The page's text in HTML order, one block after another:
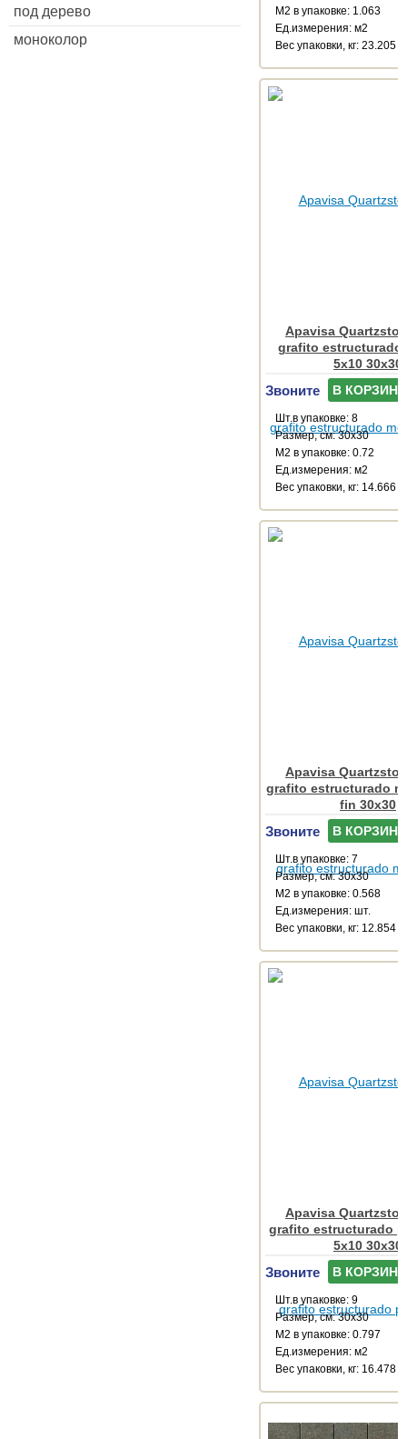
под дерево
моноколор
М2 в упаковке: 1.063
Ед.измерения: м2
Веc упаковки, кг: 23.205
Apavisa
grafito estructurado
5x10 30x30
Звоните В КОРЗИНУ
Шт.в упаковке: 8
Размер, см: 30x30
М2 в упаковке: 0.72
Ед.измерения: м2
Веc упаковки, кг: 14.666
Apavisa
grafito estructurado
fin 30x30
Звоните В КОРЗИНУ
Шт.в упаковке: 7
Размер, см: 30x30
М2 в упаковке: 0.568
Ед.измерения: шт.
Веc упаковки, кг: 12.854
Apavisa
grafito estructurado
5x10 30x30
Звоните В КОРЗИНУ
Шт.в упаковке: 9
Размер, см: 30x30
М2 в упаковке: 0.797
Ед.измерения: м2
Веc упаковки, кг: 16.478